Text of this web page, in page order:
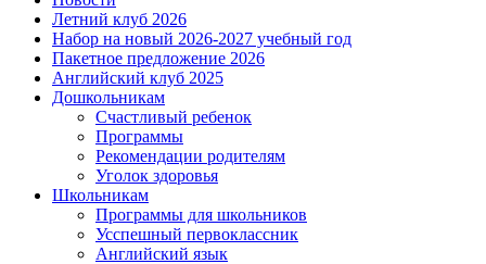
Летний клуб 2026
Набор на новый 2026-2027 учебный год
Пакетное предложение 2026
Английский клуб 2025
Дошкольникам
Счастливый ребенок
Программы
Рекомендации родителям
Уголок здоровья
Школьникам
Программы для школьников
Усспешный первоклассник
Английский язык